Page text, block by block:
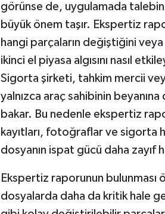
görünse de, uygulamada
büyük önem taşır. Ekspertiz
hangi parçaların değiştiğini veya
ikinci el piyasa algısını nasıl
Sigorta şirketi, tahkim mercii
yalnızca araç sahibinin
bakar. Bu nedenle ekspertiz
kayıtları, fotoğraflar ve sigorta
dosyanın ispat gücü daha zayıf
Ekspertiz raporunun bulunması
dosyalarda daha da kritik hale